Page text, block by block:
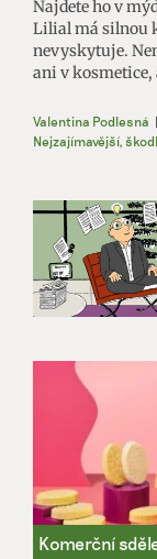
Najdete ho v
Lilial má silnou
nevyskytuje.
ani v kosmetice,
Valentina Podlesná |
Nejzajímavější,